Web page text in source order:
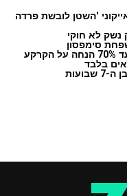
'השטן לובשת פרדה
נשק לא חוקי
מועצת רשות מקרקעי ישראל החליטה: עד 70% הנחה על הקרקע
בלבד